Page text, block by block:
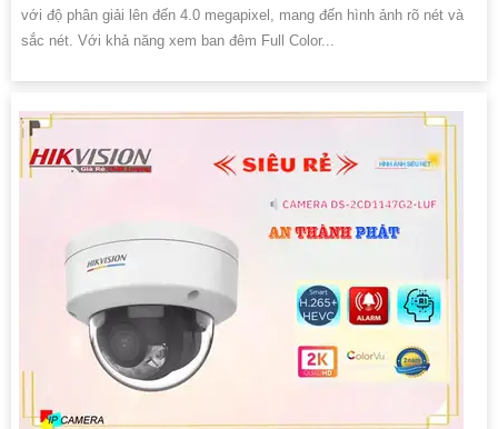
với độ phân giải lên đến 4.0 megapixel, mang đến hình ảnh rõ nét và
sắc nét. Với khả năng xem ban đêm Full Color...